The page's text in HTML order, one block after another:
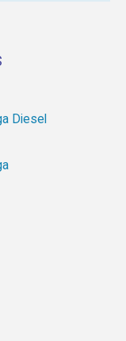
Diesel